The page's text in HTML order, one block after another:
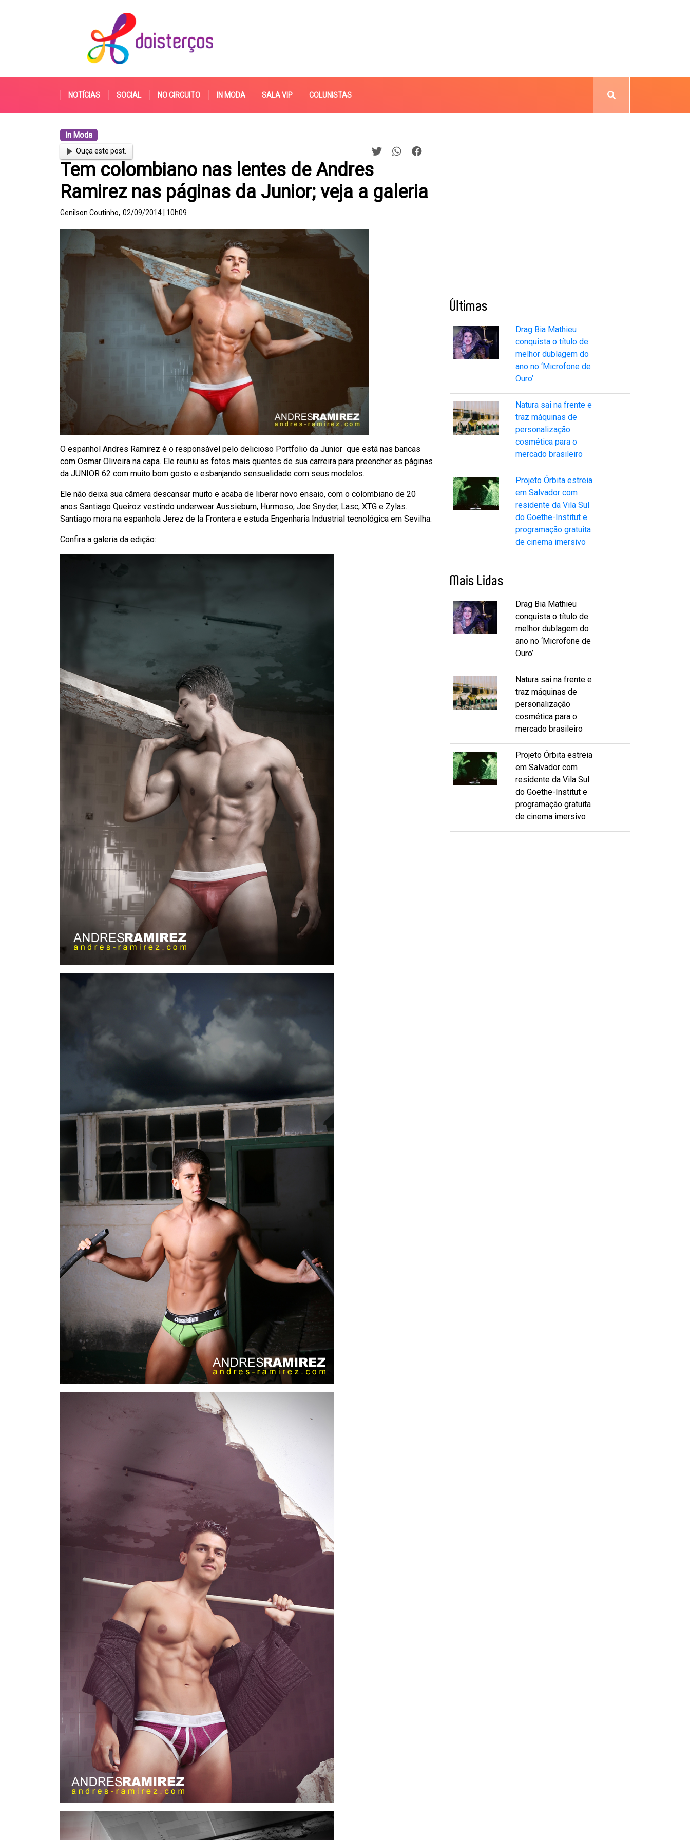
NOTÍCIAS SOCIAL NO CIRCUITO IN MODA SALA VIP COLUNISTAS
In Moda
Ouça este post.
Tem colombiano nas lentes de Andres
Ramirez nas páginas da Junior; veja a galeria
Genilson Coutinho, 02/09/2014 | 10h09
O espanhol Andres Ramirez é o responsável pelo delicioso Portfolio da Junior que está nas bancas
com Osmar Oliveira na capa. Ele reuniu as fotos mais quentes de sua carreira para preencher as páginas
da JUNIOR 62 com muito bom gosto e esbanjando sensualidade com seus modelos.
Ele não deixa sua câmera descansar muito e acaba de liberar novo ensaio, com o colombiano de 20
anos Santiago Queiroz vestindo underwear Aussiebum, Hurmoso, Joe Snyder, Lasc, XTG e Zylas.
Santiago mora na espanhola Jerez de la Frontera e estuda Engenharia Industrial tecnológica em Sevilha.
Confira a galeria da edição:
Últimas
Drag Bia Mathieu
conquista o título de
melhor dublagem do
ano no ‘Microfone de
Ouro’
Natura sai na frente e
traz máquinas de
personalização
cosmética para o
mercado brasileiro
Projeto Órbita estreia
em Salvador com
residente da Vila Sul
do Goethe-Institut e
programação gratuita
de cinema imersivo
Mais Lidas
Drag Bia Mathieu
conquista o título de
melhor dublagem do
ano no ‘Microfone de
Ouro’
Natura sai na frente e
traz máquinas de
personalização
cosmética para o
mercado brasileiro
Projeto Órbita estreia
em Salvador com
residente da Vila Sul
do Goethe-Institut e
programação gratuita
de cinema imersivo